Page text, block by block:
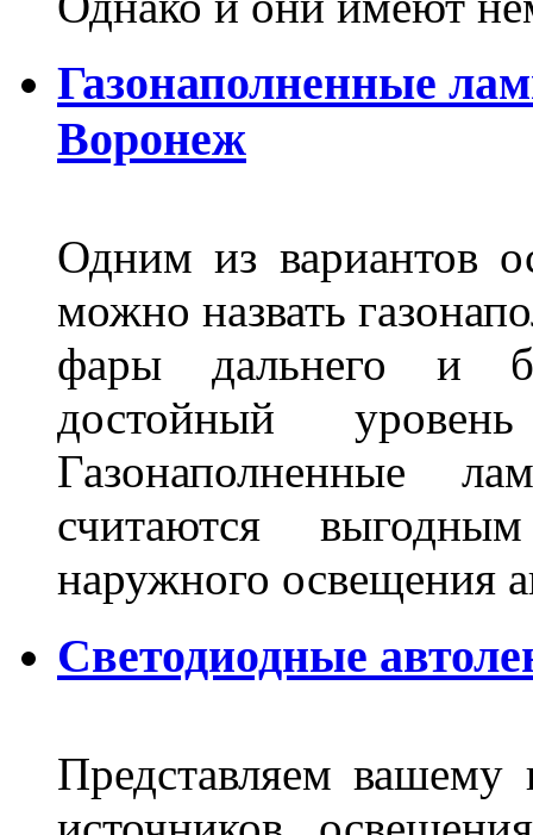
Газонаполненные
Воронеж
Одним из вариантов
можно назвать
фары дальнего и
достойный
Газонаполненные
считаются
наружного освещения
Светодиодные
Представляем